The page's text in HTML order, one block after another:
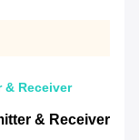
& Receiver
& Receiver